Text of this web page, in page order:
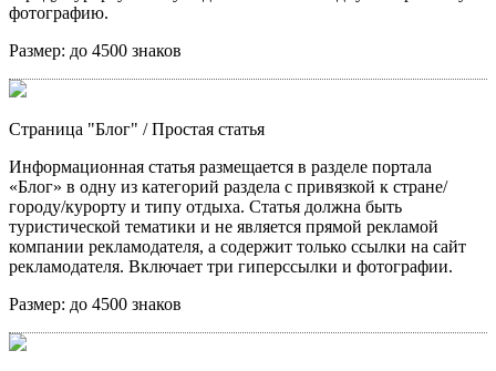
фотографию.
Размер: до 4500 знаков
Страница "Блог" / Простая статья
Информационная статья размещается в разделе портала
«Блог» в одну из категорий раздела с привязкой к стране/
городу/курорту и типу отдыха. Статья должна быть
туристической тематики и не является прямой рекламой
компании рекламодателя, а содержит только ссылки на сайт
рекламодателя. Включает три гиперссылки и фотографии.
Размер: до 4500 знаков